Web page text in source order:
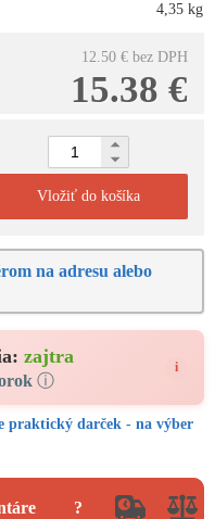
4,35 kg
12.50 € bez DPH
15.38 €
Vložiť do košíka
na adresu alebo
zajtra
ⓘ
i
praktický darček - na výber
?